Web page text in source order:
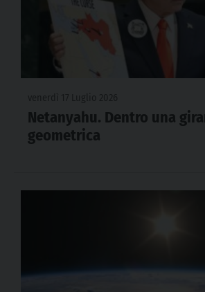
Netanyahu. Dentro una
geometrica